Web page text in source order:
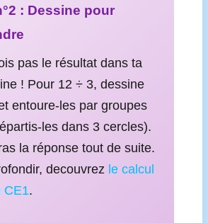
: Dessine pour
pas le résultat dans ta
! Pour 12 ÷ 3, dessine
entoure-les par groupes
les dans 3 cercles).
la réponse tout de suite.
decouvrez le calcul
CE1.